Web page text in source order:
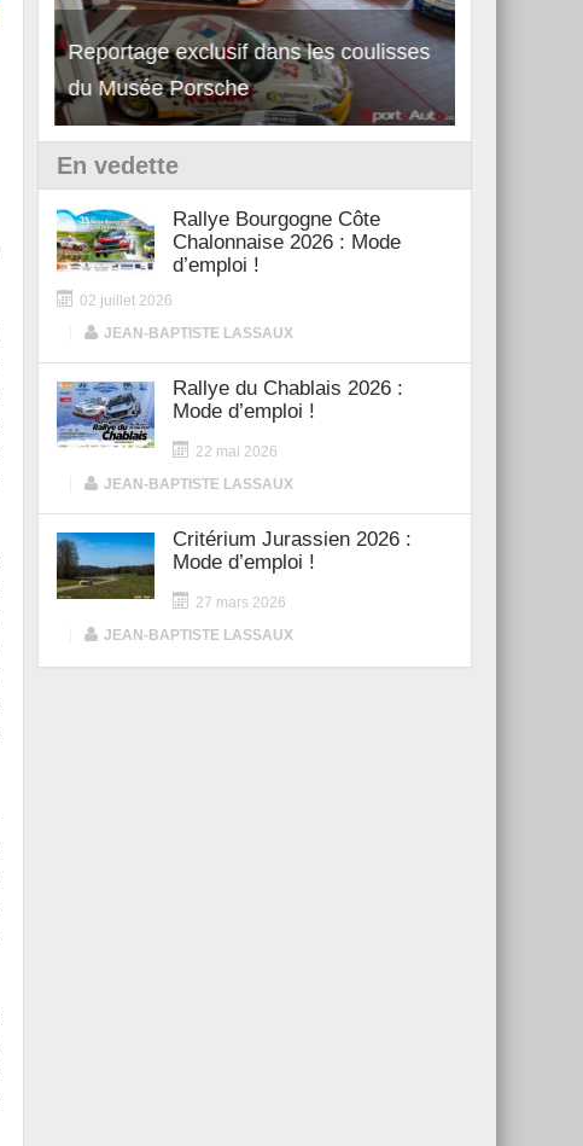
Reportage exclusif dans les coulisses
du Musée Porsche
Découverte de la nouvelle Ferrari
12Cilindri Manuale
En vedette
Rallye Bourgogne Côte
Chalonnaise 2026 : Mode
d’emploi !
02 juillet 2026
JEAN-BAPTISTE LASSAUX
Rallye du Chablais 2026 :
Mode d’emploi !
22 mai 2026
JEAN-BAPTISTE LASSAUX
Critérium Jurassien 2026 :
Mode d’emploi !
27 mars 2026
JEAN-BAPTISTE LASSAUX